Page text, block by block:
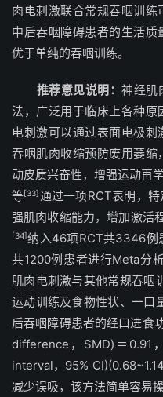
肉电刺激联合常规吞咽训
中后吞咽障碍患者的生活
优于单纯的吞咽训练。
推荐意见说明：神经肌
法，广泛用于临床上各种原
电刺激可以通过表面电极
吞咽肌肉收缩预防废用萎
动皮质兴奋性，增强运动再
等[33]通过一项RCT表明，
强肌肉收缩能力，增加激活
[34]纳入46项RCT共3346例
共1200例患者进行Meta分
肌肉电刺激与其他常规吞咽
运动训练及食物性状、一口
后吞咽障碍患者的经口进食
difference，SMD)＝0.91
interval，95%
减少误吸，该方法简单容易